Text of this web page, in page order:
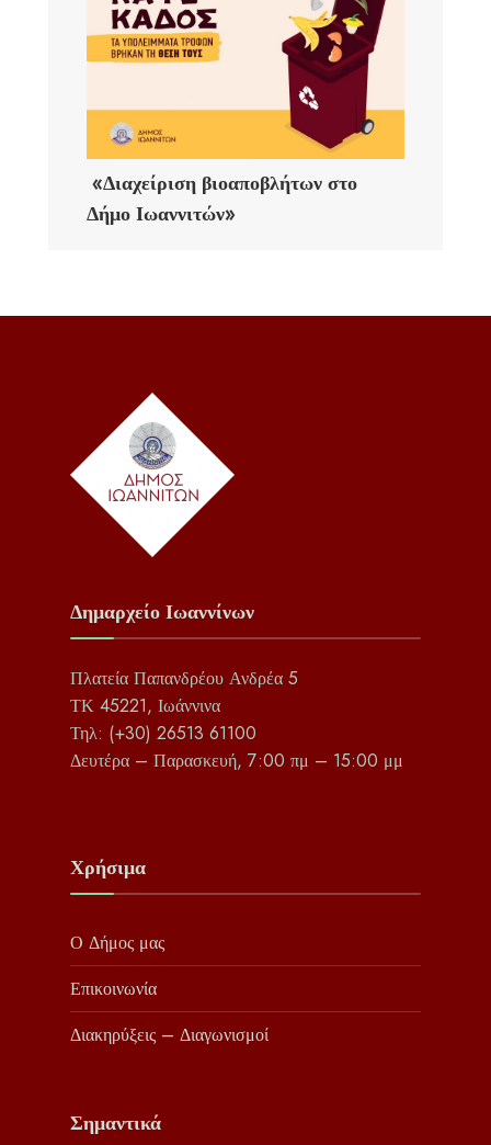
«Διαχείριση βιοαποβλήτων στο
Δήμο Ιωαννιτών»
Δημαρχείο Ιωαννίνων
Πλατεία Παπανδρέου Ανδρέα 5
ΤΚ 45221, Ιωάννινα
Τηλ: (+30) 26513 61100
Δευτέρα – Παρασκευή, 7:00 πμ – 15:00 μμ
Χρήσιμα
Ο Δήμος μας
Επικοινωνία
Διακηρύξεις – Διαγωνισμοί
Σημαντικά